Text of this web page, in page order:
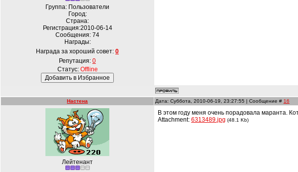
Группа: Пользователи
Город:
Страна:
Регистрация:2010-06-14
Сообщения: 74
Награды:
Награда за хороший совет: 0
Репутация: 0
Статус: Offline
Настена Дата: Суббота, 2010-06-19, 23:27:55 | Сообщение # 16
Лейтенант
В этом году меня очень порадовала маранта.
Attachment: 6313489.jpg (48.1 Kb)